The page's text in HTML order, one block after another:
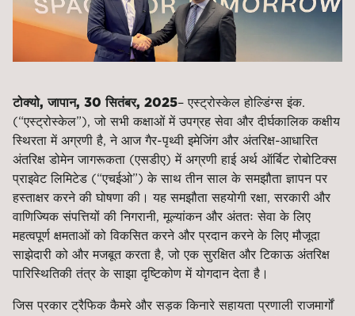
टोक्यो, जापान, 30 सितंबर, 2025– एस्ट्रोस्केल होल्डिंग्स इंक.
(“एस्ट्रोस्केल”), जो सभी कक्षाओं में उपग्रह सेवा और दीर्घकालिक कक्षीय
स्थिरता में अग्रणी है, ने आज गैर-पृथ्वी इमेजिंग और अंतरिक्ष-आधारित
अंतरिक्ष डोमेन जागरूकता (एसडीए) में अग्रणी हाई अर्थ ऑर्बिट रोबोटिक्स
प्राइवेट लिमिटेड (“एचईओ”) के साथ तीन साल के समझौता ज्ञापन पर
हस्ताक्षर करने की घोषणा की। यह समझौता सहयोगी रक्षा, सरकारी और
वाणिज्यिक संपत्तियों की निगरानी, ​​मूल्यांकन और अंततः सेवा के लिए
महत्वपूर्ण क्षमताओं को विकसित करने और प्रदान करने के लिए मौजूदा
साझेदारी को और मजबूत करता है, जो एक सुरक्षित और टिकाऊ अंतरिक्ष
पारिस्थितिकी तंत्र के साझा दृष्टिकोण में योगदान देता है।
जिस प्रकार ट्रैफिक कैमरे और सड़क किनारे सहायता प्रणाली राजमार्गों